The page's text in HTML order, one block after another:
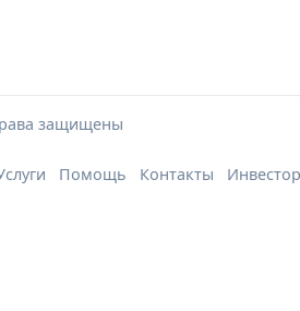
защищены
Помощь Контакты